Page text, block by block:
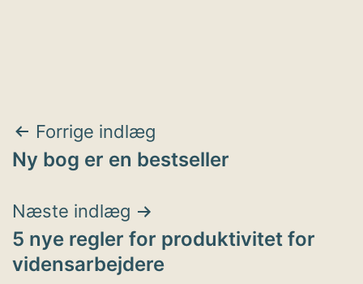
Indlægsnavigation
Forrige indlæg
Ny bog er en bestseller
Næste indlæg
5 nye regler for produktivitet for
vidensarbejdere